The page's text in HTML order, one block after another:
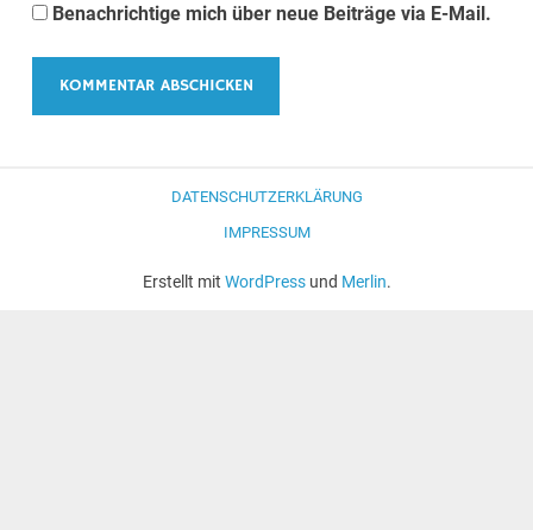
Benachrichtige mich über neue Beiträge via E-Mail.
DATENSCHUTZERKLÄRUNG
IMPRESSUM
Erstellt mit WordPressund Merlin.